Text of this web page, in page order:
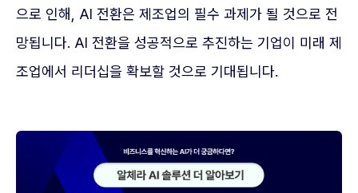
으로 인해, AI 전환은 제조업의 필수 과제가 될 것으로 전
망됩니다. AI 전환을 성공적으로 추진하는 기업이 미래 제
조업에서 리더십을 확보할 것으로 기대됩니다.